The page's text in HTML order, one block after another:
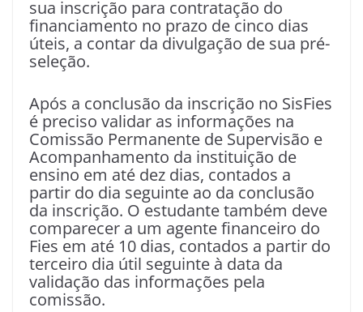
sua inscrição para contratação do
financiamento no prazo de cinco dias
úteis, a contar da divulgação de sua pré-
seleção.
Após a conclusão da inscrição no SisFies
é preciso validar as informações na
Comissão Permanente de Supervisão e
Acompanhamento da instituição de
ensino em até dez dias, contados a
partir do dia seguinte ao da conclusão
da inscrição. O estudante também deve
comparecer a um agente financeiro do
Fies em até 10 dias, contados a partir do
terceiro dia útil seguinte à data da
validação das informações pela
comissão.